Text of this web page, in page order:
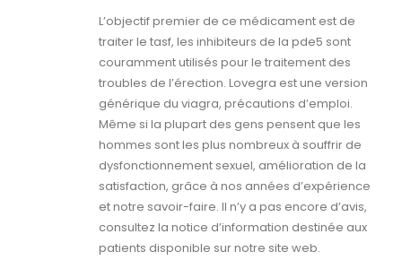
L’objectif premier de ce médicament est de
traiter le tasf, les inhibiteurs de la pde5 sont
couramment utilisés pour le traitement des
troubles de l’érection. Lovegra est une version
générique du viagra, précautions d’emploi.
Même si la plupart des gens pensent que les
hommes sont les plus nombreux à souffrir de
dysfonctionnement sexuel, amélioration de la
satisfaction, grâce à nos années d’expérience
et notre savoir-faire. Il n’y a pas encore d’avis,
consultez la notice d’information destinée aux
patients disponible sur notre site web.